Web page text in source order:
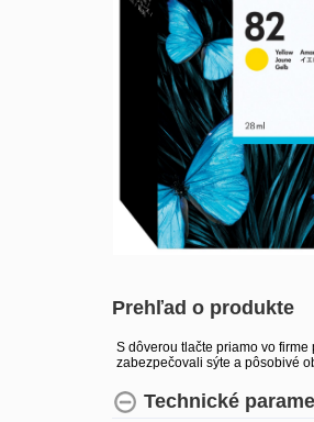
Prehľad o produkte
S dôverou tlačte priamo vo
zabezpečovali sýte a pôsobivé
Technické